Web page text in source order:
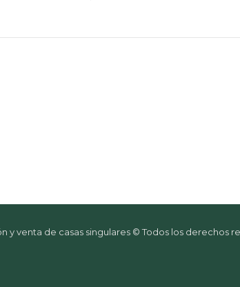
y venta de casas singulares © Todos los derechos